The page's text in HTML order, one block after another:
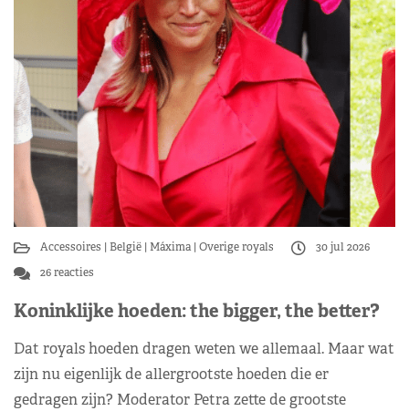
Accessoires België Máxima Overige royals
30 jul 2026
26 reacties
Koninklijke hoeden: the bigger, the better?
Dat royals hoeden dragen weten we allemaal. Maar wat
zijn nu eigenlijk de allergrootste hoeden die er
gedragen zijn? Moderator Petra zette de grootste